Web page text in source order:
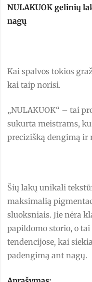
NULAKUOK gelinių
nagų
Kai spalvos tokios
kai taip norisi.
„NULAKUOK“ – tai
sukurta meistrams,
precizišką dengimą ir
Šių lakų unikali
maksimalią
sluoksniais. Jie nėra
papildomo storio, o
tendencijose, kai
padengimą ant nagų.